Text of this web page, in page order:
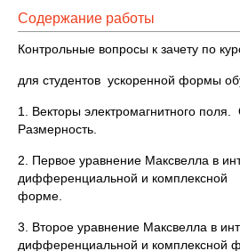
Содержание работы
Контрольные вопросы к зачету по
для студентов ускоренной
1. Векторы электромагнитного
2. Первое уравнение Максвелла в
дифференциальной и комплексной
форме.
3. Второе уравнение Максвелла в
дифференциальной и комплексной